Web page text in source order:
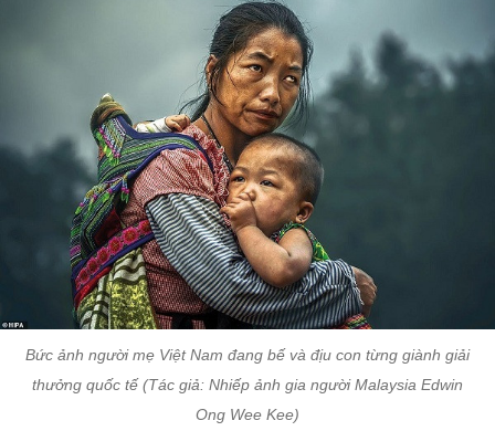
Bức ảnh người mẹ Việt Nam đang bế và địu con từng giành giải
thưởng quốc tế (Tác giả: Nhiếp ảnh gia người Malaysia Edwin
Ong Wee Kee)